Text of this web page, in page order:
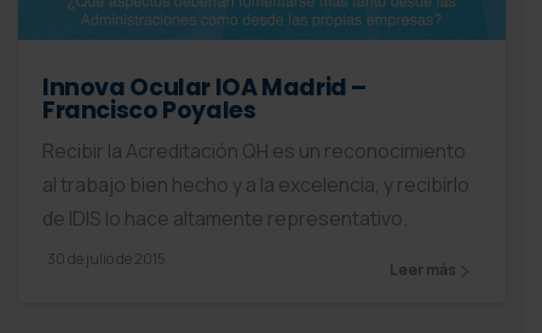
Innova Ocular IOA Madrid –
Francisco Poyales
Recibir la Acreditación QH es un reconocimiento
al trabajo bien hecho y a la excelencia, y recibirlo
de IDIS lo hace altamente representativo.
30 de julio de 2015
Leer más